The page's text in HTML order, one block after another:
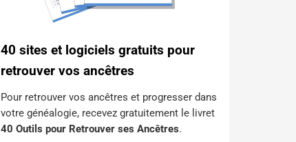
40 sites et logiciels gratuits pour
retrouver vos ancêtres
Pour retrouver vos ancêtres et progresser dans
votre généalogie, recevez gratuitement le livret
40 Outils pour Retrouver ses Ancêtres.